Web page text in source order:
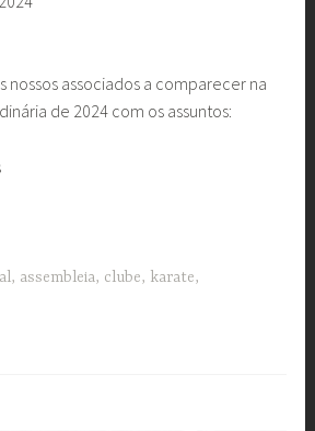
nossos associados a comparecer na
de 2024 com os assuntos:
, assembleia, clube, karate,